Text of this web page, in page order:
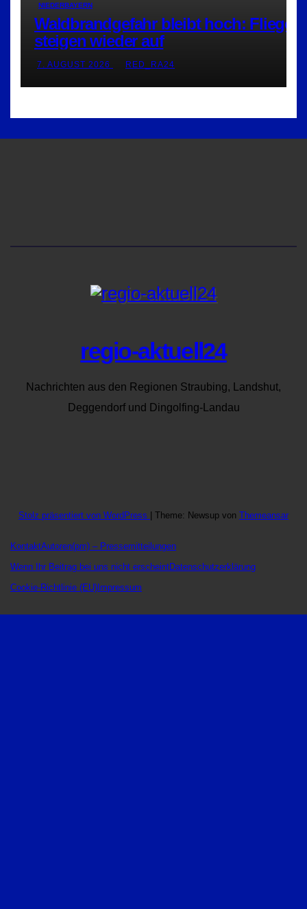
NIEDERBAYERN
Waldbrandgefahr bleibt hoch: Flieger
steigen wieder auf
7. AUGUST 2026 RED_RA24
regio-aktuell24
Nachrichten aus den Regionen Straubing, Landshut,
Deggendorf und Dingolfing-Landau
Stolz präsentiert von WordPress Theme: Newsup von Themeansar
KontaktAutoren(pm) – Pressemitteilungen
Wenn Ihr Beitrag bei uns nicht erscheintDatenschutzerklärung
Cookie-Richtlinie (EU) Impressum